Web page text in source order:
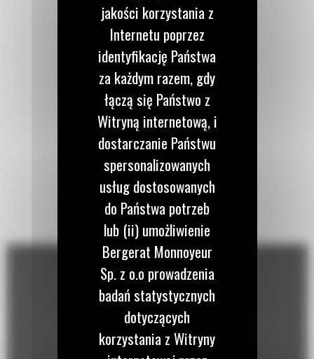
jakości korzystania z
Internetu poprzez
identyfikację Państwa
za każdym razem, gdy
łączą się Państwo z
Witryną internetową, i
dostarczanie Państwu
spersonalizowanych
usług dostosowanych
do Państwa potrzeb
lub (ii) umożliwienie
Bergerat Monnoyeur
Sp. z o.o prowadzenia
badań statystycznych
dotyczących
korzystania z Witryny